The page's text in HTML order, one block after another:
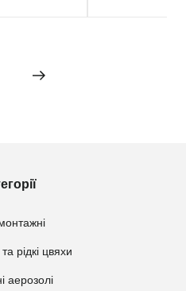
рідкі цвяхи
аерозолі